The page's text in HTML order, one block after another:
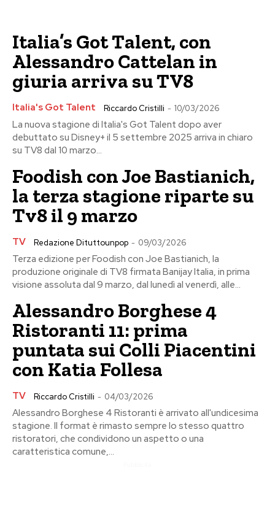
Italia’s Got Talent, con
Alessandro Cattelan in
giuria arriva su TV8
Italia's Got Talent Riccardo Cristilli - 10/03/2026
La nuova stagione di Italia's Got Talent dopo aver
debuttato su Disney+ il 5 settembre 2025 arriva in chiaro
su TV8 dal 10 marzo...
Foodish con Joe Bastianich,
la terza stagione riparte su
Tv8 il 9 marzo
TV Redazione Dituttounpop - 09/03/2026
Terza edizione per Foodish con Joe Bastianich, la
produzione originale di TV8 firmata Banijay Italia, in prima
visione assoluta dal 9 marzo, dal lunedì al venerdì, alle...
Alessandro Borghese 4
Ristoranti 11: prima
puntata sui Colli Piacentini
con Katia Follesa
TV Riccardo Cristilli - 04/03/2026
Alessandro Borghese 4 Ristoranti è arrivato all'undicesima
stagione. Il format è rimasto sempre lo stesso quattro
ristoratori, che condividono un aspetto o una
caratteristica comune,...